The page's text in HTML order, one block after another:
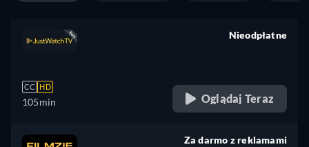
CC HD
105min
Nieodpłatne
Oglądaj Teraz
Za darmo z reklamami